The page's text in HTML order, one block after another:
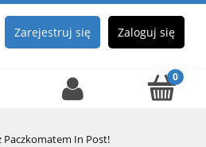
Zarejestruj się Zaloguj się
Paczkomatem In Post!